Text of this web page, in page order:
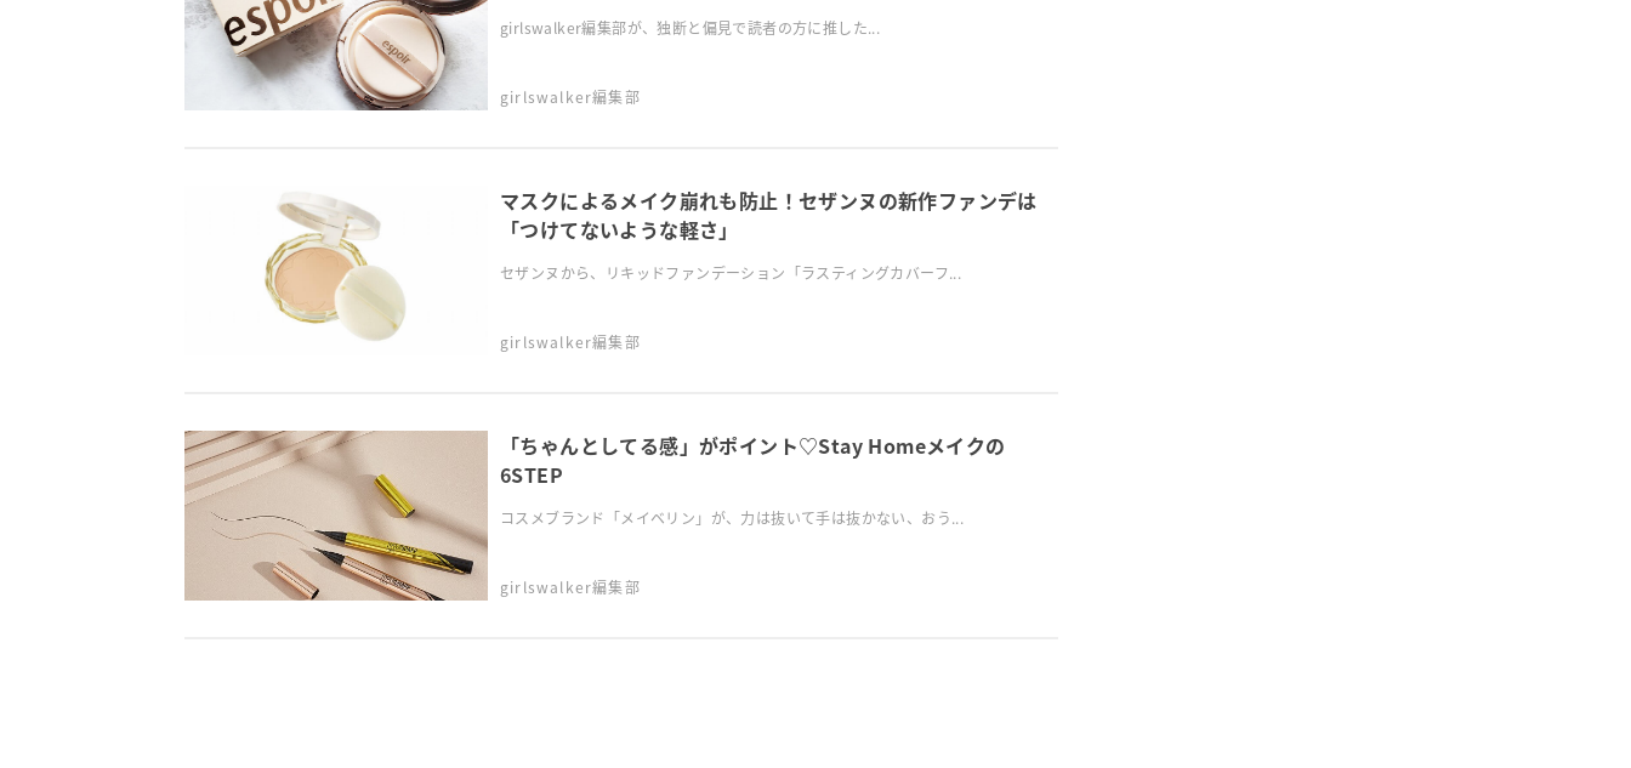
girlswalker編集部が、独断と偏見で読者の方に推した...
girlswalker編集部
マスクによるメイク崩れも防止！セザンヌの新作ファンデは
「つけてないような軽さ」
セザンヌから、リキッドファンデーション「ラスティングカバーフ...
girlswalker編集部
「ちゃんとしてる感」がポイント♡Stay Homeメイクの
6STEP
コスメブランド「メイベリン」が、力は抜いて手は抜かない、おう...
girlswalker編集部